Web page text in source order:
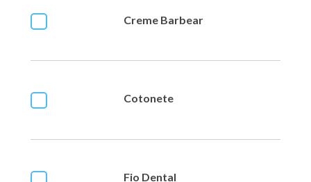
Creme Barbear
Cotonete
Fio Dental